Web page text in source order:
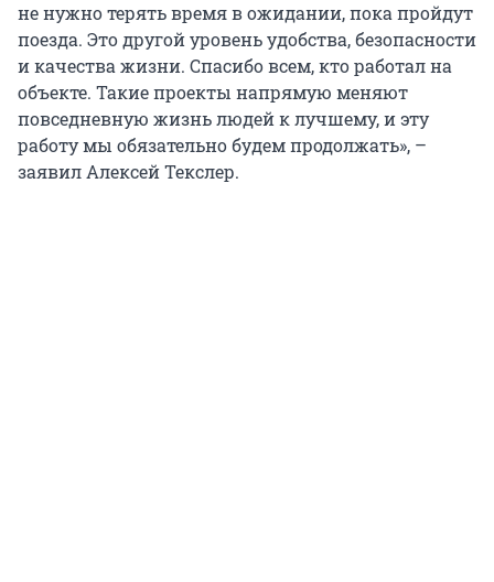
не нужно терять время в ожидании, пока пройдут
поезда. Это другой уровень удобства, безопасности
и качества жизни. Спасибо всем, кто работал на
объекте. Такие проекты напрямую меняют
повседневную жизнь людей к лучшему, и эту
работу мы обязательно будем продолжать», –
заявил Алексей Текслер.